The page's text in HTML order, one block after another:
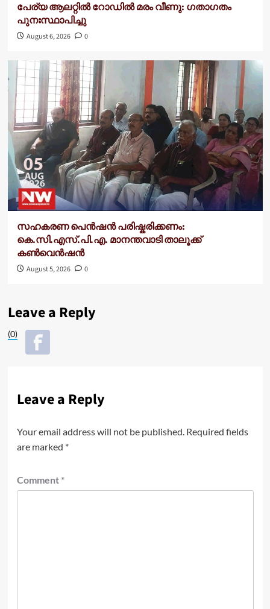
പേര്യ ആലറ്റിൽ റോഡിൽ മരം വീണു: ഗതാഗതം
പുനഃസ്ഥാപിച്ചു
August 6, 2026 0
സഹകരണ പെൻഷൻ പരിഷ്കരിക്കണം:
കെ.സി.എസ്.പി.എ. മാനന്തവാടി താലൂക്ക്
കൺവെൻഷൻ
August 5, 2026 0
Leave a Reply
(0)
Leave a Reply
Your email address will not be published. Required fields
are marked *
Comment *